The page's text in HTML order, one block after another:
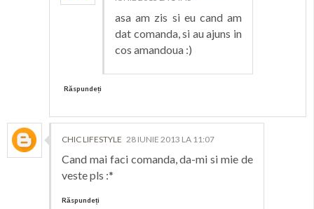
asa am zis si eu cand am
dat comanda, si au ajuns in
cos amandoua :)
Răspundeți
CHIC LIFESTYLE 28 IUNIE 2013 LA 11:07
Cand mai faci comanda, da-mi si mie de
veste pls :*
Răspundeți